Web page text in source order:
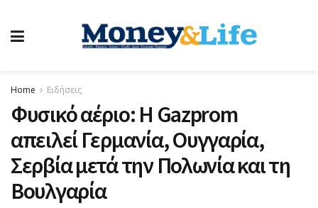
Home Ειδήσεις
Φυσικό αέριο: Η Gazprom
απειλεί Γερμανία, Ουγγαρία,
Σερβία μετά την Πολωνία και τη
Βουλγαρία